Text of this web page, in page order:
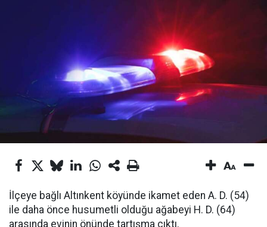
İlçeye bağlı Altınkent köyünde ikamet eden A. D. (54)
ile daha önce husumetli olduğu ağabeyi H. D. (64)
arasında evinin önünde tartışma çıktı.